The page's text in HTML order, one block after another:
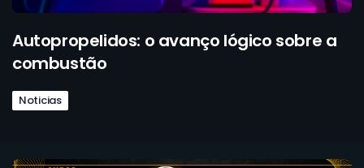
Autopropelidos: o avanço lógico sobre a
combustão
Noticias